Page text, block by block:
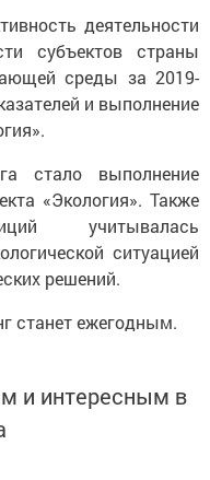
деятельности
субъектов страны
среды за 2019-
и выполнение
стало выполнение
«Экология». Также
учитывалась
ситуацией
решений.
станет ежегодным.
и интересным в